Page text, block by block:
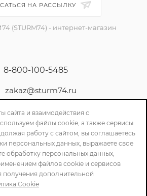
НА РАССЫЛКУ
(STURM74) - интернет-магазин
8-800-100-5485
zakaz@sturm74.ru
ул. Стартовая 34/1
сайта и взаимодействия с
файлы cookie, а также сервисы
работу с сайтом, вы соглашаетесь
персональных данных, выражаете свое
обработку персональных данных,
файлов cookie и сервисов
дополнительной
Cookie